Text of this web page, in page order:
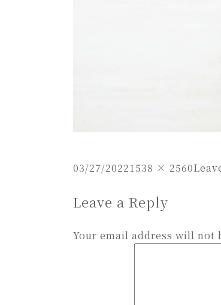
Posted
03/27/2022Full
1538 × 2560
Leave a Reply
Your email address will not